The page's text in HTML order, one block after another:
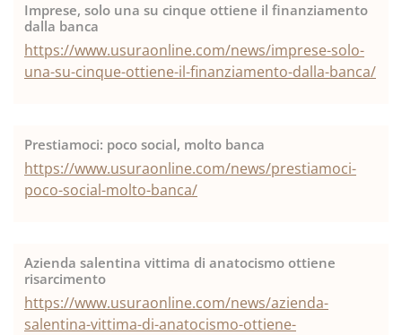
Imprese, solo una su cinque ottiene il finanziamento
dalla banca
https://www.usuraonline.com/news/imprese-solo-
una-su-cinque-ottiene-il-finanziamento-dalla-banca/
Prestiamoci: poco social, molto banca
https://www.usuraonline.com/news/prestiamoci-
poco-social-molto-banca/
Azienda salentina vittima di anatocismo ottiene
risarcimento
https://www.usuraonline.com/news/azienda-
salentina-vittima-di-anatocismo-ottiene-